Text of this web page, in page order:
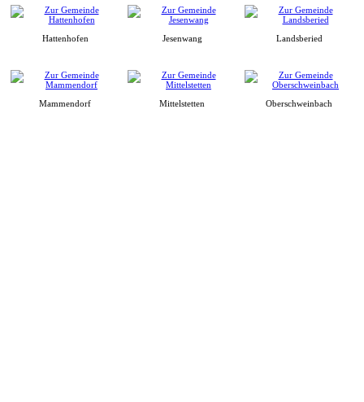
Hattenhofen Jesenwang Landsberied
Mammendorf Mittelstetten Oberschweinbach